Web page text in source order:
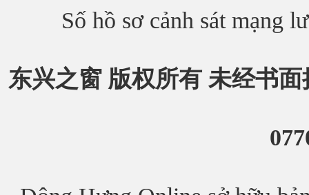
Số hồ sơ cảnh sát mạng
东兴之窗 版权所有 未经书